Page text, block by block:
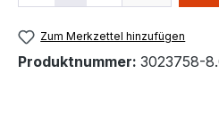
Zum Merkzettel hinzufügen
Produktnummer: 3023758-